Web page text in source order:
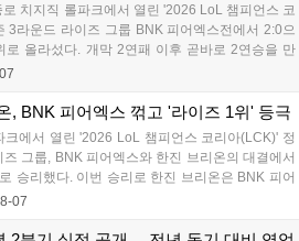
치지직 롤파크에서 열린 '2026 LoL 챔피언스 코
3라운드 라이즈 그룹 BNK 피어엑스전에서 2:0으
로 올라섰다. 개막 2연패 이후 곧바로 2연승을 만
운드에 대한 기대감을 올렸다. 다음은 이날 데뷔
, BNK 피어엑스 꺾고 '라이즈 1위' 등극
크에서 열린 '2026 LoL 챔피언스 코리아(LCK)' 정
그룹, BNK 피어엑스와 한진 브리온의 대결에서
승리했다. 이번 승리로 한진 브리온은 BNK 피어
그룹 1위로 올라섰다. 1세트, 한진 브리온이 '로머'
07